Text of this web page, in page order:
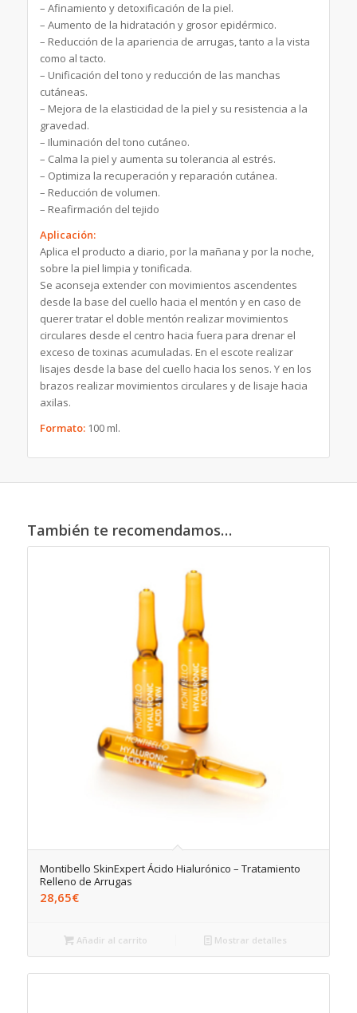
– Afinamiento y detoxificación de la piel.
– Aumento de la hidratación y grosor epidérmico.
– Reducción de la apariencia de arrugas, tanto a la vista
como al tacto.
– Unificación del tono y reducción de las manchas
cutáneas.
– Mejora de la elasticidad de la piel y su resistencia a la
gravedad.
– Iluminación del tono cutáneo.
– Calma la piel y aumenta su tolerancia al estrés.
– Optimiza la recuperación y reparación cutánea.
– Reducción de volumen.
– Reafirmación del tejido
Aplicación:
Aplica el producto a diario, por la mañana y por la noche,
sobre la piel limpia y tonificada.
Se aconseja extender con movimientos ascendentes
desde la base del cuello hacia el mentón y en caso de
querer tratar el doble mentón realizar movimientos
circulares desde el centro hacia fuera para drenar el
exceso de toxinas acumuladas. En el escote realizar
lisajes desde la base del cuello hacia los senos. Y en los
brazos realizar movimientos circulares y de lisaje hacia
axilas.
Formato:100 ml.
También te recomendamos…
Montibello SkinExpert Ácido Hialurónico – Tratamiento
Relleno de Arrugas
28,65€
Añadir al carrito Mostrar detalles